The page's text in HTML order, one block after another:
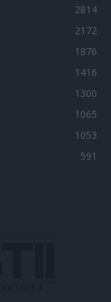
2814
2172
1876
1416
1300
1065
1053
591